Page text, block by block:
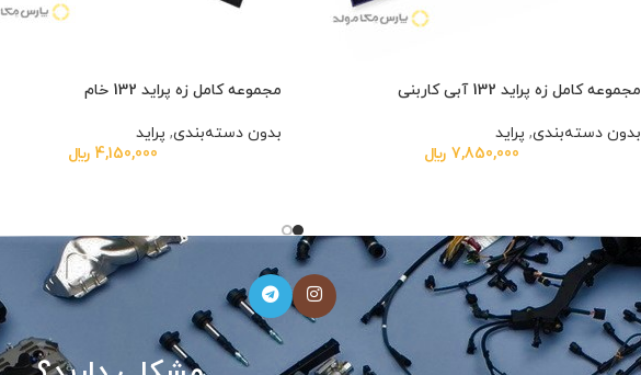
مجموعه کامل زه پراید 132 آبی کاربنی
بدون دسته‌بندی, پراید
7,850,000 ﷼
مجموعه کامل زه پراید 132 خام
بدون دسته‌بندی, پراید
4,150,000 ﷼